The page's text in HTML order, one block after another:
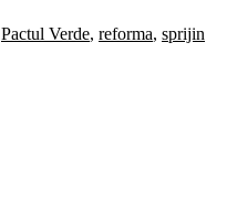
Pactul Verde, reforma, sprijin